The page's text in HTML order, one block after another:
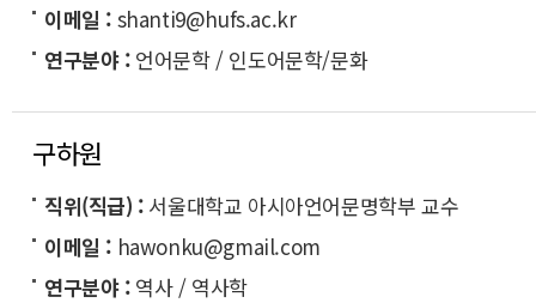
이메일
shanti9@hufs.ac.kr
연구분야 언어문학 / 인도어문학/문화
구하원
직위(직급) 서울대학교 아시아언어문명학부 교수
이메일
hawonku@gmail.com
연구분야 역사 / 역사학